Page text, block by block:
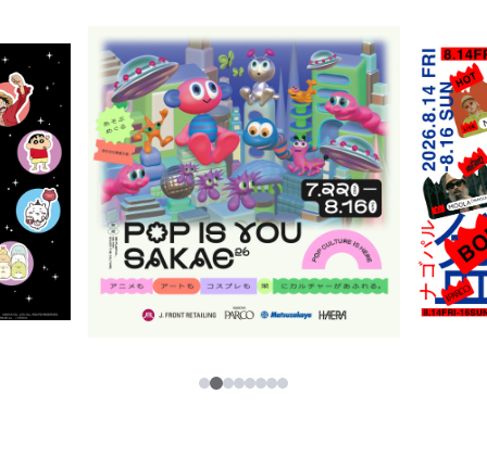
レストラン・カフェ
TAX FREE
PARCOメンバーズ
ภาษาไทย
日本語
1234567